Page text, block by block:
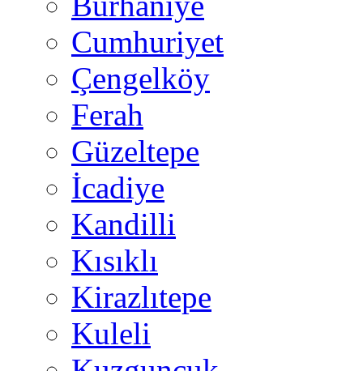
Cumhuriyet
Çengelköy
Ferah
Güzeltepe
İcadiye
Kandilli
Kısıklı
Kirazlıtepe
Kuleli